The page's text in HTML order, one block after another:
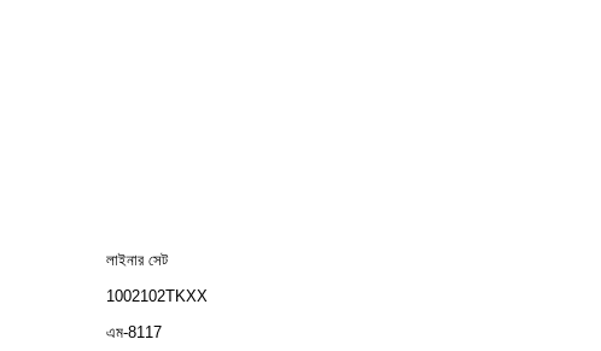
লাইনার সেট
1002102TKXX
এম-8117